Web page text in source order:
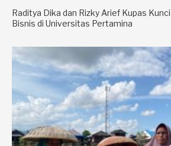
Raditya Dika dan Rizky Arief Kupas
Bisnis di Universitas Pertamina